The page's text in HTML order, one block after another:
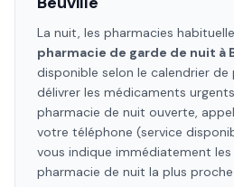
La nuit, les pharmacies
pharmacie de garde de nuit à
disponible selon le calendrier
délivrer les médicaments
pharmacie de nuit ouverte,
votre téléphone (service
vous indique immédiatement
pharmacie de nuit la plus